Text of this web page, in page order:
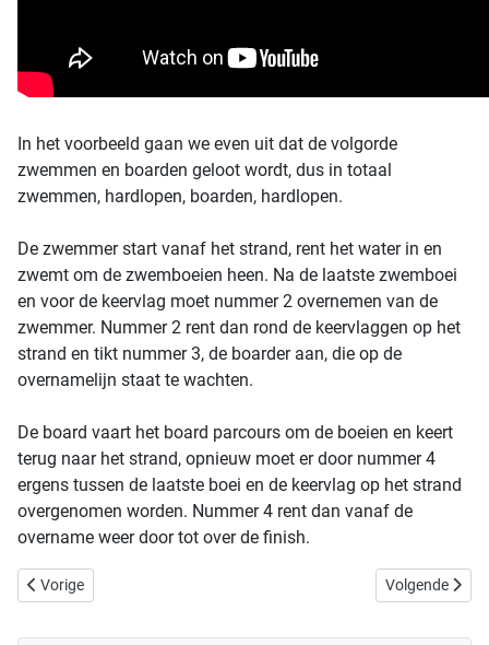
In het voorbeeld gaan we even uit dat de volgorde
zwemmen en boarden geloot wordt, dus in totaal
zwemmen, hardlopen, boarden, hardlopen.
De zwemmer start vanaf het strand, rent het water in en
zwemt om de zwemboeien heen. Na de laatste zwemboei
en voor de keervlag moet nummer 2 overnemen van de
zwemmer. Nummer 2 rent dan rond de keervlaggen op het
strand en tikt nummer 3, de boarder aan, die op de
overnamelijn staat te wachten.
De board vaart het board parcours om de boeien en keert
terug naar het strand, opnieuw moet er door nummer 4
ergens tussen de laatste boei en de keervlag op het strand
overgenomen worden. Nummer 4 rent dan vanaf de
overname weer door tot over de finish.
Vorig artikel: Ocean - Board Rescue
Vorige Volgende
Volgende